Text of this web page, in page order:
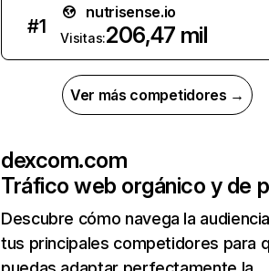
#1
nutrisense.io
Visitas:206,47 mil
Ver más competidores →
dexcom.com
Tráfico web orgánico y de
Descubre cómo navega la
tus principales competidores para